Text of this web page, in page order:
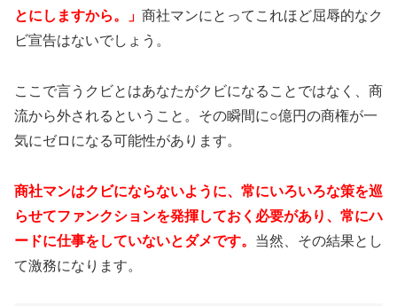
とにしますから。」 商社マンにとってこれほど屈辱的なク
ビ宣告はないでしょう。
ここで言うクビとはあなたがクビになることではなく、商
流から外されるということ。その瞬間に○億円の商権が一
気にゼロになる可能性があります。
商社マンはクビにならないように、常にいろいろな策を巡
らせてファンクションを発揮しておく必要があり、常にハ
ードに仕事をしていないとダメです。 当然、その結果とし
て激務になります。